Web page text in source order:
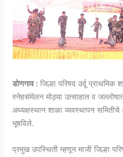
डोणगाव : जिल्हा परिषद उर्दू प्राथमिक
स्नेहसंमेलन मोठ्या उत्साहात व
अध्यक्षस्थान शाळा व्यवस्थापन समितीचे
भूषविले.
प्रमुख उपस्थिती म्हणून माजी जिल्हा